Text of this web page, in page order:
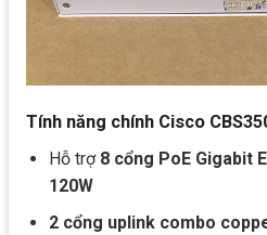
Tính năng chính Cisco
Hỗ trợ 8 cổng PoE Gigabit
120W
2 cổng uplink combo